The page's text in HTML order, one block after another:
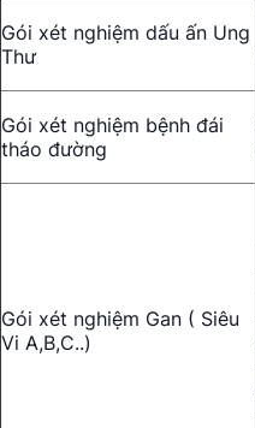
Gói xét nghiệm dấu ấn Ung
Thư
Gói xét nghiệm bệnh đái
tháo đường
Gói xét nghiệm Gan ( Siêu
Vi A,B,C..)